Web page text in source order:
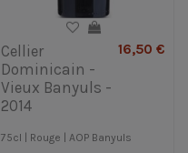
Cellier
Dominicain -
Vieux Banyuls -
2014
16,50 €
75cl | Rouge | AOP Banyuls